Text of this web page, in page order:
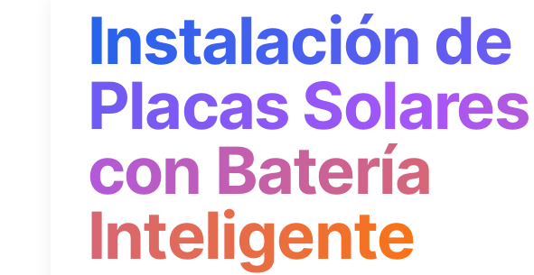
Instalación de
Placas Solares
con Batería
Inteligente